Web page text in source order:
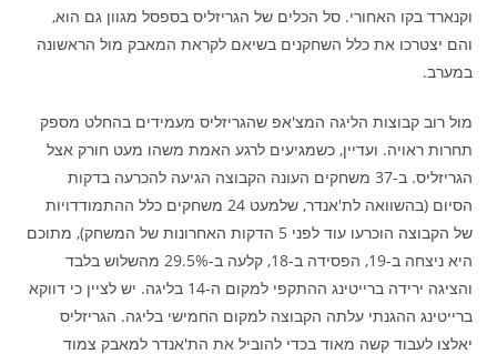
וקנארד בקו האחורי. סל הכלים של הגריזליס בספסל מגוון גם הוא,
והם יצטרכו את כלל השחקנים בשיאם לקראת המאבק מול הראשונה
במערב.
מול רוב קבוצות הליגה המצ'אפ שהגריזליס מעמידים בהחלט מספק
תחרות ראויה. ועדיין, כשמגיעים לרגע האמת משהו מעט חורק אצל
הגריזליס. ב-37 משחקים העונה הקבוצה הגיעה להכרעה בדקות
הסיום (בהשוואה לת'אנדר, שלמעט 24 משחקים כלל ההתמודדויות
של הקבוצה הוכרעו עוד לפני 5 הדקות האחרונות של המשחק), מתוכם
היא ניצחה ב-19, הפסידה ב-18, קלעה ב-29.5% מהשלוש בלבד
והציגה ירידה ברייטינג ההתקפי למקום ה-14 בליגה. יש לציין כי דווקא
ברייטינג ההגנתי עלתה הקבוצה למקום החמישי בליגה. הגריזליס
יאלצו לעבוד קשה מאוד בכדי להוביל את הת'אנדר למאבק צמוד